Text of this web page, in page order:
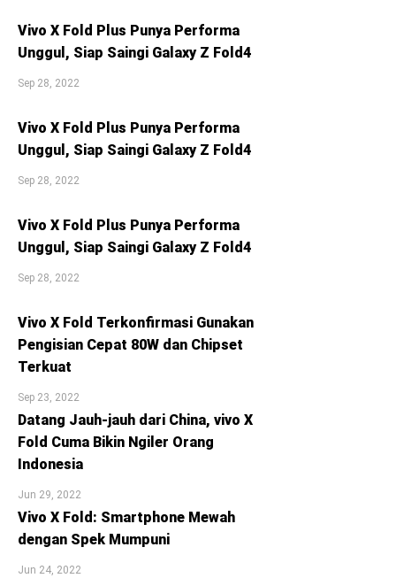
Vivo X Fold Plus Punya Performa
Unggul, Siap Saingi Galaxy Z Fold4
Sep 28, 2022
Vivo X Fold Plus Punya Performa
Unggul, Siap Saingi Galaxy Z Fold4
Sep 28, 2022
Vivo X Fold Plus Punya Performa
Unggul, Siap Saingi Galaxy Z Fold4
Sep 28, 2022
Vivo X Fold Terkonfirmasi Gunakan
Pengisian Cepat 80W dan Chipset
Terkuat
Sep 23, 2022
Datang Jauh-jauh dari China, vivo X
Fold Cuma Bikin Ngiler Orang
Indonesia
Jun 29, 2022
Vivo X Fold: Smartphone Mewah
dengan Spek Mumpuni
Jun 24, 2022